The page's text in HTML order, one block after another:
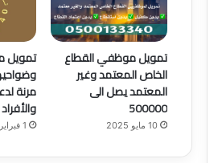
تمويل موظفي القطاع
الخاص المعتمد وغير
المعتمد يصل الى
500000
10 مايو 2025
تمويل
مرنة
والأفراد
1 فبراير 2025